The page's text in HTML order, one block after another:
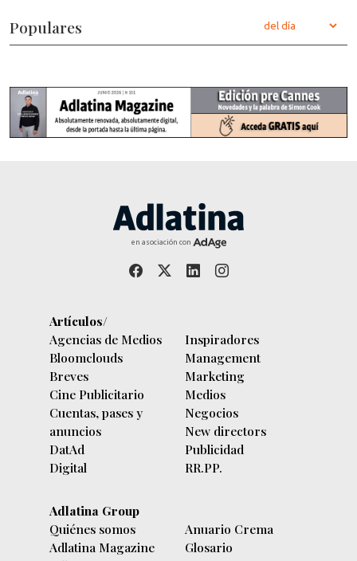
Populares
en asociación con
Artículos/
Agencias de Medios
Bloomclouds
Breves
Cine Publicitario
Cuentas, pases y
anuncios
DatAd
Digital
Inspiradores
Management
Marketing
Medios
Negocios
New directors
Publicidad
RR.PP.
Adlatina Group
Quiénes somos
Adlatina Magazine
Anuario Crema
Glosario